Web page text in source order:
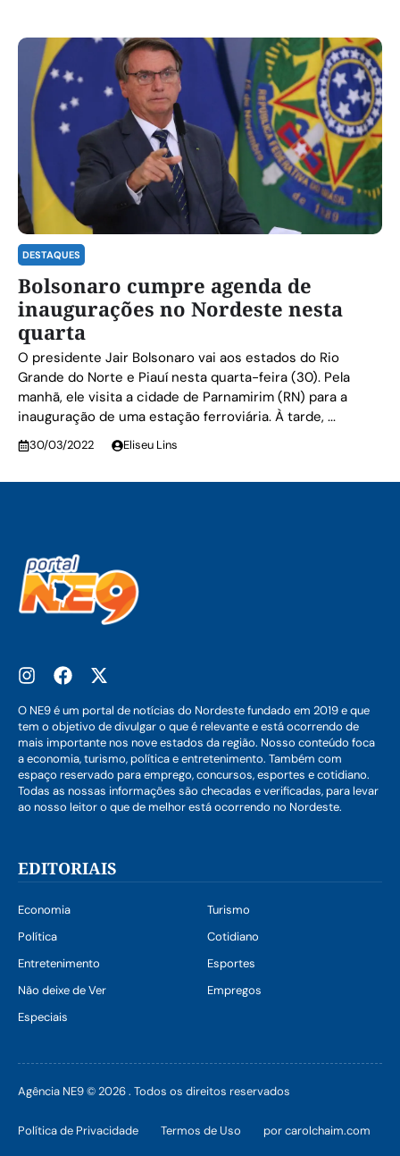
DESTAQUES
Bolsonaro cumpre agenda de
inaugurações no Nordeste nesta
quarta
O presidente Jair Bolsonaro vai aos estados do Rio
Grande do Norte e Piauí nesta quarta-feira (30). Pela
manhã, ele visita a cidade de Parnamirim (RN) para a
inauguração de uma estação ferroviária. À tarde, ...
30/03/2022 Eliseu Lins
O NE9 é um portal de notícias do Nordeste fundado em 2019 e que
tem o objetivo de divulgar o que é relevante e está ocorrendo de
mais importante nos nove estados da região. Nosso conteúdo foca
a economia, turismo, política e entretenimento. Também com
espaço reservado para emprego, concursos, esportes e cotidiano.
Todas as nossas informações são checadas e verificadas, para levar
ao nosso leitor o que de melhor está ocorrendo no Nordeste.
EDITORIAIS
Economia
Turismo
Política
Cotidiano
Entretenimento
Esportes
Não deixe de Ver
Empregos
Especiais
Agência NE9 © 2026 . Todos os direitos reservados
Política de Privacidade Termos de Uso por carolchaim.com